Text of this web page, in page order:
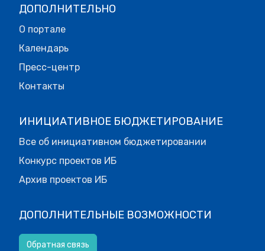
ДОПОЛНИТЕЛЬНО
О портале
Календарь
Пресс-центр
Контакты
ИНИЦИАТИВНОЕ БЮДЖЕТИРОВАНИЕ
Все об инициативном бюджетировании
Конкурс проектов ИБ
Архив проектов ИБ
ДОПОЛНИТЕЛЬНЫЕ ВОЗМОЖНОСТИ
Обратная связь